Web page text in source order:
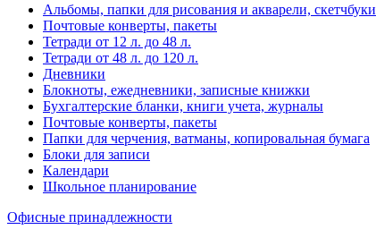
Альбомы, папки для рисования и акварели, скетчбуки
Почтовые конверты, пакеты
Тетради от 12 л. до 48 л.
Тетради от 48 л. до 120 л.
Дневники
Блокноты, ежедневники, записные книжки
Бухгалтерские бланки, книги учета, журналы
Почтовые конверты, пакеты
Папки для черчения, ватманы, копировальная бумага
Блоки для записи
Календари
Школьное планирование
Офисные принадлежности